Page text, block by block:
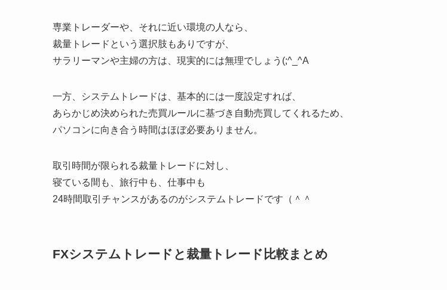
専業トレーダーや、それに近い環境の人なら、
裁量トレードという選択肢もありですが、
サラリーマンや主婦の方は、現実的には無理でしょう(;^_^A
一方、システムトレードは、基本的には一度設定すれば、
あらかじめ決められた売買ルールに基づき自動売買してくれるため、
パソコンに向き合う時間はほぼ必要ありません。
取引時間が限られる裁量トレードに対し、
寝ている間も、旅行中も、仕事中も
24時間取引チャンスがあるのがシステムトレードです（＾＾
FXシステムトレードと裁量トレード比較まとめ